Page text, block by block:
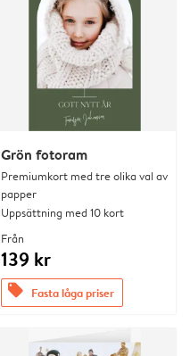
Grön fotoram
Premiumkort med tre olika val av
papper
Uppsättning med 10 kort
Från
139 kr
offers Fasta låga priser